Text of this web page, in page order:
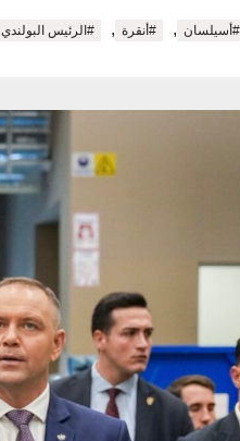
#أسيلسان , #أنقرة , #الرئيس البولندي